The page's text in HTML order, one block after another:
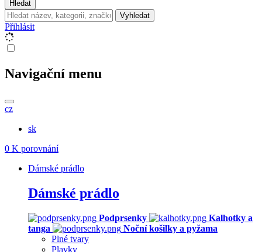
Hledat
Vyhledat
Přihlásit
Navigační menu
cz
sk
0 K porovnání
Dámské prádlo
Dámské prádlo
Podprsenky
Kalhotky a
tanga
Noční košilky a pyžama
Plné tvary
Plavky